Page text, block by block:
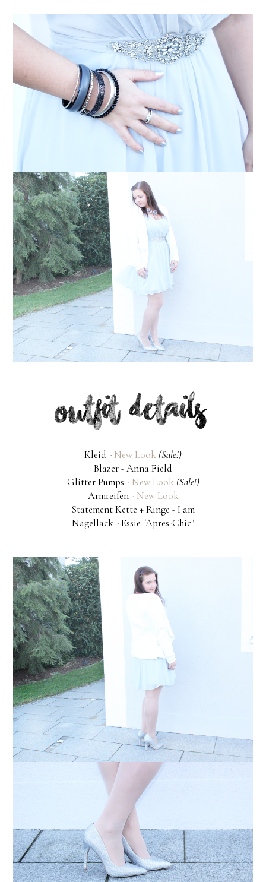
Kleid - New Look (Sale!)
Blazer - Anna Field
Glitter Pumps - New Look (Sale!)
Armreifen - New Look
Statement Kette + Ringe - I am
Nagellack - Essie "Apres-Chic"